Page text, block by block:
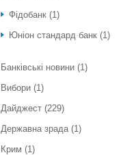
Фідобанк (1)
Юніон стандард банк (1)
Банківські новини (1)
Вибори (1)
Дайджест (229)
Державна зрада(1)
Крим (1)